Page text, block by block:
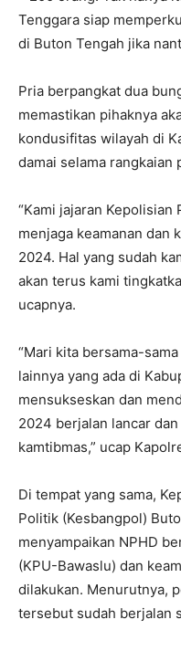
Tenggara siap
di Buton Tengah jika
Pria berpangkat dua
memastikan pihaknya
kondusifitas wilayah di
damai selama rangkaian
“Kami jajaran
menjaga keamanan dan
2024. Hal yang sudah
akan terus kami
ucapnya.
“Mari kita bersama-
lainnya yang ada di
mensukseskan dan
2024 berjalan lancar
kamtibmas,” ucap
Di tempat yang sama,
Politik (Kesbangpol)
menyampaikan NPHD
(KPU-Bawaslu) dan
dilakukan. Menurutnya,
tersebut sudah berjalan